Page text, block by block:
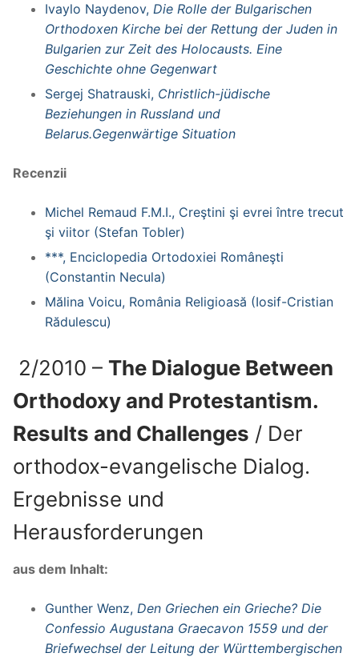
Ivaylo Naydenov, Die Rolle der Bulgarischen
Orthodoxen Kirche bei der Rettung der Juden in
Bulgarien zur Zeit des Holocausts. Eine
Geschichte ohne Gegenwart
Sergej Shatrauski, Christlich-jüdische
Beziehungen in Russland und
Belarus.Gegenwärtige Situation
Recenzii
Michel Remaud F.M.I., Creştini şi evrei între trecut
şi viitor (Stefan Tobler)
***, Enciclopedia Ortodoxiei Româneşti
(Constantin Necula)
Mălina Voicu, România Religioasă (Iosif-Cristian
Rădulescu)
2/2010 – The Dialogue Between
Orthodoxy and Protestantism.
Results and Challenges / Der
orthodox-evangelische Dialog.
Ergebnisse und
Herausforderungen
aus dem Inhalt:
Gunther Wenz, Den Griechen ein Grieche? Die
Confessio Augustana Graecavon 1559 und der
Briefwechsel der Leitung der Württembergischen